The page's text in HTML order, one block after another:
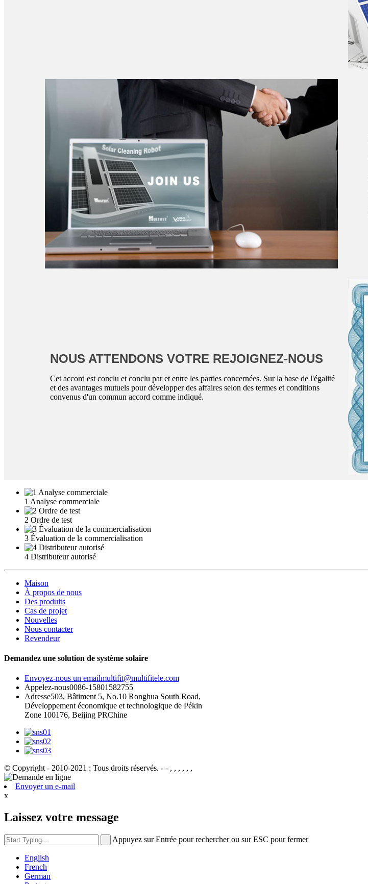
NOUS ATTENDONS VOTRE REJOIGNEZ-NOUS
Cet accord est conclu et conclu par et entre les parties concernées. Sur la base de l'égalité
et des avantages mutuels pour développer des affaires selon des termes et conditions
convenus d'un commun accord comme indiqué.
1 Analyse commerciale
2 Ordre de test
3 Évaluation de la commercialisation
4 Distributeur autorisé
Maison
À propos de nous
Des produits
Cas de projet
Nouvelles
Nous contacter
Revendeur
Demandez une solution de système solaire
Envoyez-nous un emailmultifit@multifitele.com
Appelez-nous0086-15801582755
Adresse503, Bâtiment 5, No.10 Ronghua South Road,
Développement économique et technologique de Pékin
Zone 100176, Beijing PRChine
© Copyright - 2010-2021 : Tous droits réservés. - - , , , , , ,
Envoyer un e-mail
x
Laissez votre message
Appuyez sur Entrée pour rechercher ou sur ESC pour fermer
English
French
German